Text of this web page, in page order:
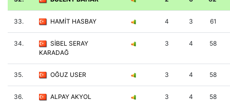
33. HAMİT HASBAY 4 3 61
34.
SİBEL SERAY
KARADAĞ
3 4 58
35. OĞUZ USER 3 4 58
36. ALPAY AKYOL 3 4 58